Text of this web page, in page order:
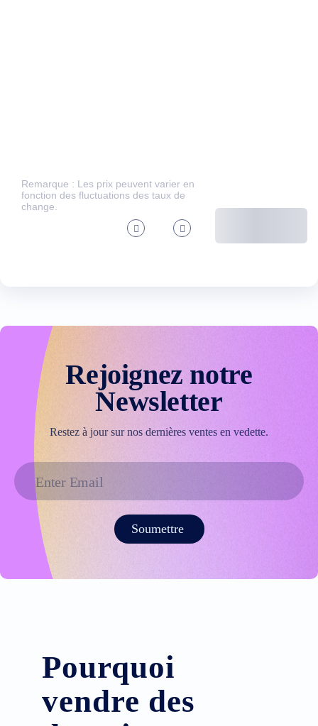
Remarque : Les prix peuvent varier en
fonction des fluctuations des taux de
change.
Rejoignez notre
Newsletter
Restez à jour sur nos dernières ventes en vedette.
Soumettre
Pourquoi
vendre des